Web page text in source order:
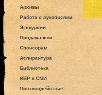
Архивы
Работа с рукописями
Экскурсии
Продажа книг
Спонсорам
Аспирантура
Библиотека
ИВР в СМИ
Противодействие